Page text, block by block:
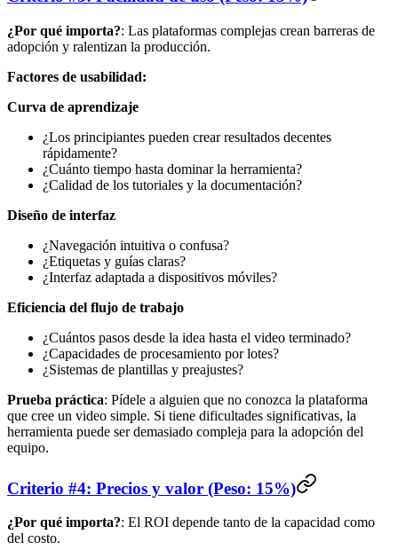
¿Por qué importa?: Las plataformas complejas crean barreras de
adopción y ralentizan la producción.
Factores de usabilidad:
Curva de aprendizaje
¿Los principiantes pueden crear resultados decentes
rápidamente?
¿Cuánto tiempo hasta dominar la herramienta?
¿Calidad de los tutoriales y la documentación?
Diseño de interfaz
¿Navegación intuitiva o confusa?
¿Etiquetas y guías claras?
¿Interfaz adaptada a dispositivos móviles?
Eficiencia del flujo de trabajo
¿Cuántos pasos desde la idea hasta el video terminado?
¿Capacidades de procesamiento por lotes?
¿Sistemas de plantillas y preajustes?
Prueba práctica: Pídele a alguien que no conozca la plataforma
que cree un video simple. Si tiene dificultades significativas, la
herramienta puede ser demasiado compleja para la adopción del
equipo.
Criterio #4: Precios y valor (Peso: 15%)
¿Por qué importa?: El ROI depende tanto de la capacidad como
del costo.